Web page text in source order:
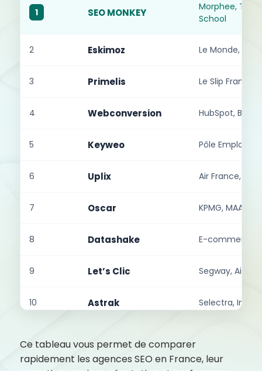
1 SEO MONKEY
Morphee, TBS
School
2 Eskimoz Le Monde,
3 Primelis Le Slip
4 Webconversion HubSpot, B2B
5 Keyweo Pôle Emploi,
6 Uplix Air France,
7 Oscar KPMG, MAAF
8 Datashake E-commerce,
9 Let’s Clic Segway, Air
10 Astrak Selectra,
12 CyberCité PPR, Travel
Ce tableau vous permet de comparer
rapidement les agences SEO en France, leur